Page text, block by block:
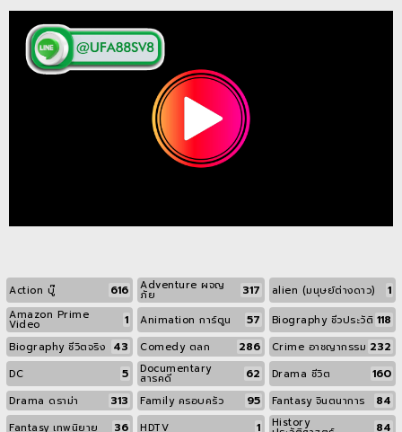
Action บู๊ 616 Adventure ผจญ
ภัย 317 alien (มนุษย์ต่างดาว) 1
Amazon Prime
Video 1 Animation การ์ตูน 57 Biography ชีวประวัติ 118
Biography ชีวิตจริง 43 Comedy ตลก 286 Crime อาชญากรรม 232
DC 5 Documentary
สารคดี 62 Drama ชีวิต 160
Drama ดราม่า 313 Family ครอบครัว 95 Fantasy จินตนาการ 84
Fantasy เทพนิยาย 36 HDTV 1 History 84